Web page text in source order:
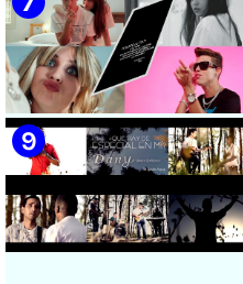
🟡 Silvio Rodríguez - ¨El
Mayor¨ 📺 Videoclip - 🎬
Director: Ángel Alderete -
Videoclip de la película de
ficción ¨EL MAYOR¨ inspirada
en la vida del Mayor General
Director: Rigoberto López Pego
/ ICAIC 👉 CUBA 👌
🟡 July Roby || ¨Contigo o sin tí¨
|| Videoclip || Música Urbana
Cubana || Director: Marlon el